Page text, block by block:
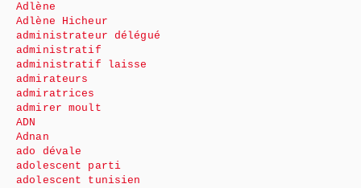
Adlène
Adlène Hicheur
administrateur délégué
administratif
administratif laisse
admirateurs
admiratrices
admirer moult
ADN
Adnan
ado dévale
adolescent parti
adolescent tunisien